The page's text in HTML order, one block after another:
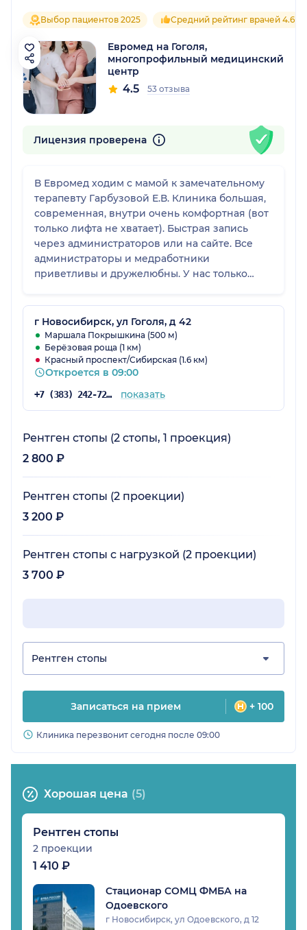
Выбор пациентов 2025 Средний рейтинг врачей 4.6
Евромед на Гоголя,
многопрофильный медицинский
центр
4.5 53 отзыва
Лицензия проверена
В Евромед ходим с мамой к замечательному
терапевту Гарбузовой Е.В. Клиника большая,
современная, внутри очень комфортная (вот
только лифта не хватает). Быстрая запись
через администраторов или на сайте. Все
администраторы и медработники
приветливы и дружелюбны. У нас только
медцентра.
г Новосибирск, ул Гоголя, д 42
Маршала Покрышкина (500 м)
Берёзовая роща (1 км)
Красный проспект/Сибирская (1.6 км)
Откроется в 09:00
+7 (383) 242-72-08 показать
Рентген стопы (2 стопы, 1 проекция)
2 800 ₽
Рентген стопы (2 проекции)
3 200 ₽
Рентген стопы с нагрузкой (2 проекции)
3 700 ₽
Рентген стопы
Записаться на прием + 100
Клиника перезвонит сегодня после 09:00
Хорошая цена (5)
Рентген стопы
2 проекции
1 410 ₽
Стационар СОМЦ ФМБА на
Одоевского
г Новосибирск, ул Одоевского, д 12